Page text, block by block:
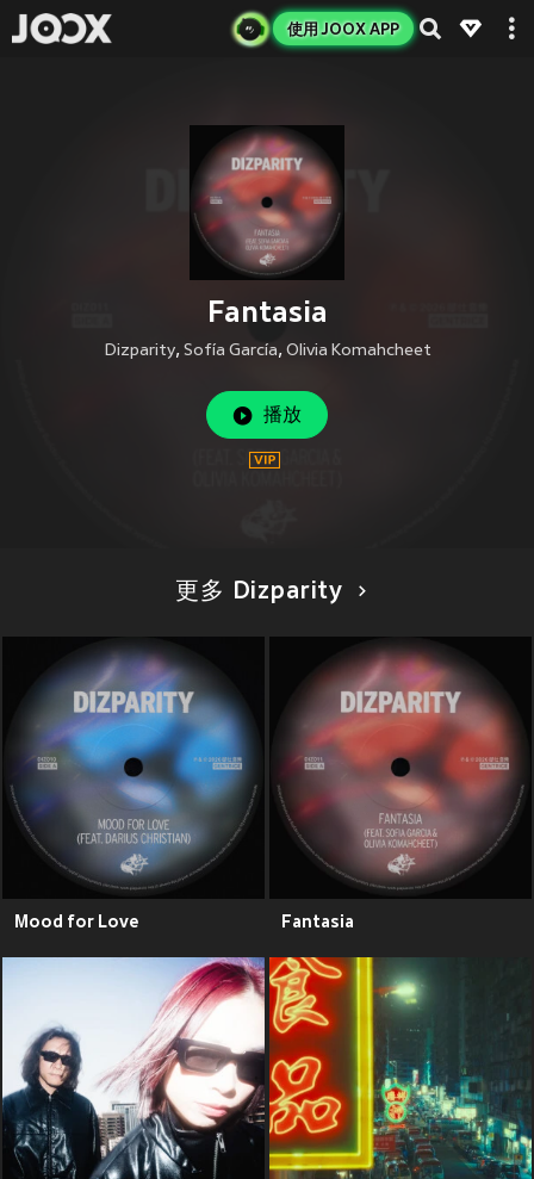
使用 JOOX APP
Fantasia
Dizparity, Sofía García, Olivia Komahcheet
播放
更多 Dizparity
Mood for Love Fantasia